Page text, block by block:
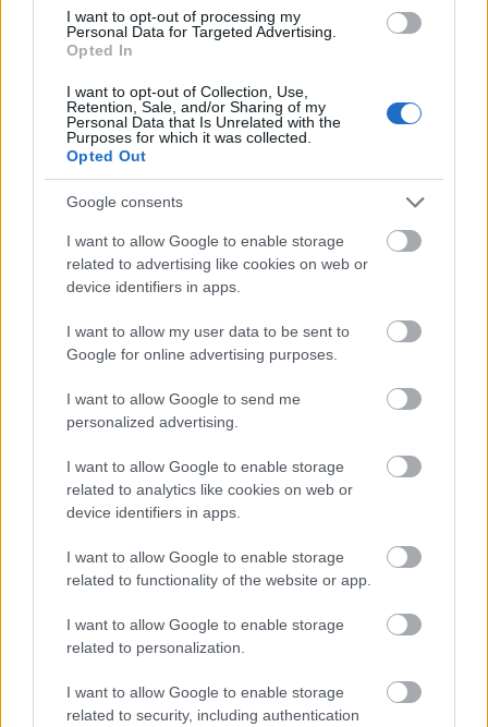
I want to opt-out of processing my
Personal Data for Targeted Advertising.
Opted In
I want to opt-out of Collection, Use,
Retention, Sale, and/or Sharing of my
Personal Data that Is Unrelated with the
Purposes for which it was collected.
Opted Out
Google consents
I want to allow Google to enable storage
related to advertising like cookies on web or
device identifiers in apps.
I want to allow my user data to be sent to
Google for online advertising purposes.
I want to allow Google to send me
personalized advertising.
I want to allow Google to enable storage
related to analytics like cookies on web or
device identifiers in apps.
I want to allow Google to enable storage
related to functionality of the website or app.
I want to allow Google to enable storage
related to personalization.
I want to allow Google to enable storage
related to security, including authentication
θαλασσινά εδώ και 80 χρόνια. Το μενού περιελάμβανε
ψητό κέφαλο, αυγοτάραχο και καπνιστό χέλι από τη
αγαπημένο του Λόρδου Βύρωνα, όταν ήρθε εδώ για να
πολεμήσει με τους ντόπιους επαναστάτες το 1824»,
σημειώνει το άρθρο.